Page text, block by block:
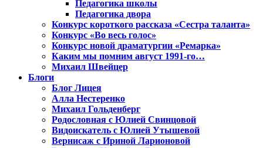
Педагогика школы
Педагогика двора
Конкурс короткого рассказа «Сестра таланта»
Конкурс «Во весь голос»
Конкурс новой драматургии «Ремарка»
Каким мы помним август 1991-го…
Михаил Швейцер
Блоги
Блог Лицея
Алла Нестеренко
Михаил Гольденберг
Родословная с Юлией Свинцовой
Видоискатель с Юлией Утышевой
Вернисаж с Ириной Ларионовой